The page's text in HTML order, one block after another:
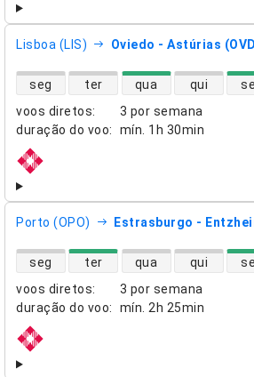
Lisboa (LIS) Oviedo - Astúrias
voos diretos:
3 por semana
duração do voo: mín. 1h 30min
disponibilidade de voos diretos
seg ter qua qui
companhias aéreas
Porto (OPO) Estrasburgo -
voos diretos:
3 por semana
duração do voo: mín. 2h 25min
disponibilidade de voos diretos
seg ter qua qui
companhias aéreas